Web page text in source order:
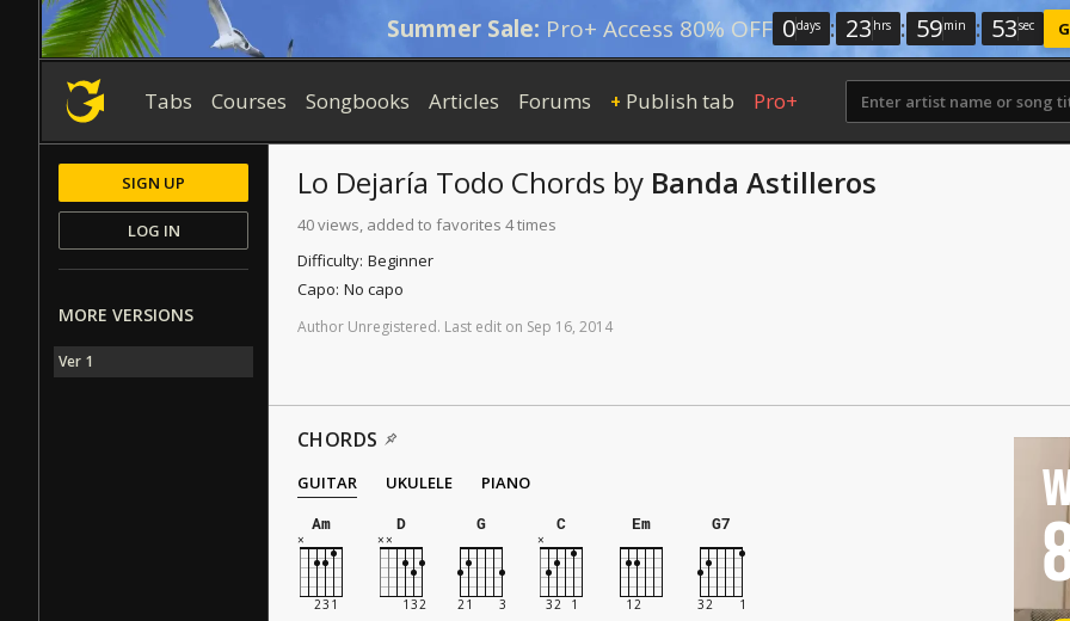
Summer Sale: Pro+ Access 80% OFF 0days : 23 hrs : 59min : 52sec
Tabs Courses Songbooks Articles Forums + Publish tab Pro+
Lo Dejaría Todo Chords by Banda Astilleros
40 views, added to favorites 4 times
Difficulty: Beginner
Capo: No capo
Author Unregistered. Last edit on Sep 16, 2014
CHORDS
GUITAR UKULELE
PIANO
Am
D G C Em G7
SIGN UP
LOG IN
MORE VERSIONS
Ver 1